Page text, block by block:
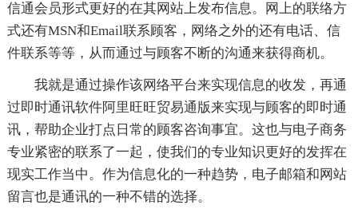
信通会员形式更好的在其网站上发布信息。网上的联络方
式还有MSN和Email联系顾客，网络之外的还有电话、信
件联系等等，从而通过与顾客不断的沟通来获得商机。
我就是通过操作该网络平台来实现信息的收发，再通
过即时通讯软件阿里旺旺贸易通版来实现与顾客的即时通
讯，帮助企业打点日常的顾客咨询事宜。这也与电子商务
专业紧密的联系了一起，使我们的专业知识更好的发挥在
现实工作当中。作为信息化的一种趋势，电子邮箱和网站
留言也是通讯的一种不错的选择。